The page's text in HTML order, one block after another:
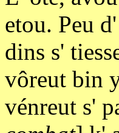
etou. Peu
dins s'
vôreut bin
vénreut s'